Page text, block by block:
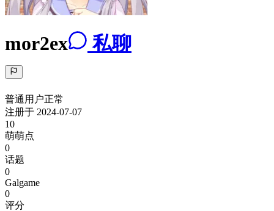
mor2ex 私聊
普通用户正常
注册于 2024-07-07
10
萌萌点
0
话题
0
Galgame
0
评分